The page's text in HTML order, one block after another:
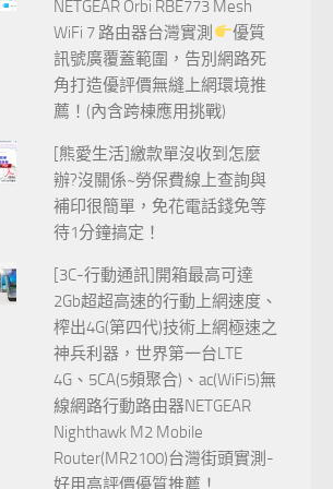
NETGEAR Orbi RBE773 Mesh
WiFi 7 路由器台灣實測
優質
訊號廣覆蓋範圍，告別網路死
角打造優評價無縫上網環境推
薦！(內含跨棟應用挑戰)
[熊愛生活]繳款單沒收到怎麼
辦?沒關係~勞保費線上查詢與
補印很簡單，免花電話錢免等
待1分鐘搞定！
[3C-行動通訊]開箱最高可達
2Gb超超高速的行動上網速度、
榨出4G(第四代)技術上網極速之
神兵利器，世界第一台LTE
4G、5CA(5頻聚合)、ac(WiFi5)無
線網路行動路由器NETGEAR
Nighthawk M2 Mobile
Router(MR2100)台灣街頭實測-
好用高評價優質推薦！